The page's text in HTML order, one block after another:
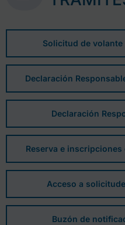
Solicitud de
Declaración
Declaración
Reserva e
Acceso a
Buzón de